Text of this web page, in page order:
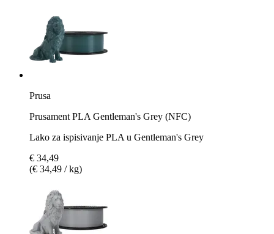
Prusa
Prusament PLA Gentleman's Grey (NFC)
Lako za ispisivanje PLA u Gentleman's Grey
€ 34,49
(€ 34,49 / kg)